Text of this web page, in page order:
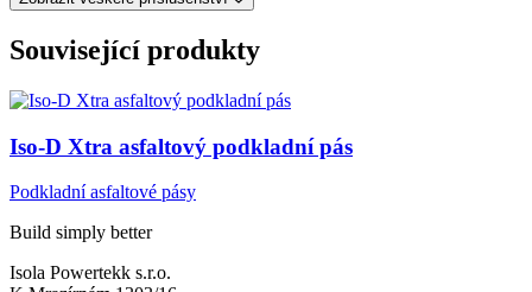
Související produkty
Iso-D Xtra asfaltový podkladní pás
Podkladní asfaltové pásy
Build simply better
Isola Powertekk s.r.o.